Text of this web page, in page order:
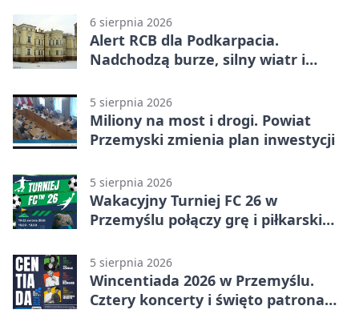
6 sierpnia 2026
Alert RCB dla Podkarpacia.
Nadchodzą burze, silny wiatr i
5 sierpnia 2026
Miliony na most i drogi. Powiat
Przemyski zmienia plan inwestycji
5 sierpnia 2026
Wakacyjny Turniej FC 26 w
Przemyślu połączy grę i piłkarski
5 sierpnia 2026
Wincentiada 2026 w Przemyślu.
Cztery koncerty i święto patrona